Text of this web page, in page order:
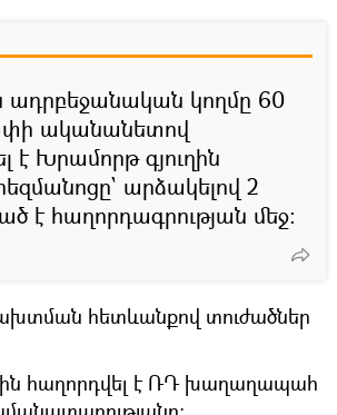
ադրբեջանական կողմը 60
ականանետով
է Խրամորթ գյուղին
արձակելով 2
է հաղորդագրության մեջ։
հետևանքով տուժածներ
հաղորդվել է ՌԴ խաղաղապահ